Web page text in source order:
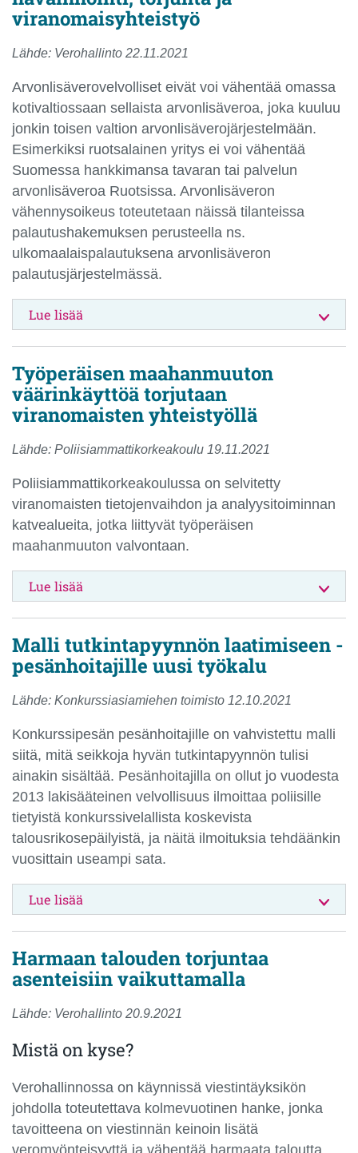
viranomaisyhteistyö
Lähde: Verohallinto 22.11.2021
Arvonlisäverovelvolliset eivät voi vähentää omassa
kotivaltiossaan sellaista arvonlisäveroa, joka kuuluu
jonkin toisen valtion arvonlisäverojärjestelmään.
Esimerkiksi ruotsalainen yritys ei voi vähentää
Suomessa hankkimansa tavaran tai palvelun
arvonlisäveroa Ruotsissa. Arvonlisäveron
vähennysoikeus toteutetaan näissä tilanteissa
palautushakemuksen perusteella ns.
ulkomaalaispalautuksena arvonlisäveron
palautusjärjestelmässä.
Lue lisää
Työperäisen maahanmuuton
väärinkäyttöä torjutaan
viranomaisten yhteistyöllä
Lähde: Poliisiammattikorkeakoulu 19.11.2021
Poliisiammattikorkeakoulussa on selvitetty
viranomaisten tietojenvaihdon ja analyysitoiminnan
katvealueita, jotka liittyvät työperäisen
maahanmuuton valvontaan.
Lue lisää
Malli tutkintapyynnön laatimiseen -
pesänhoitajille uusi työkalu
Lähde: Konkurssiasiamiehen toimisto 12.10.2021
Konkurssipesän pesänhoitajille on vahvistettu malli
siitä, mitä seikkoja hyvän tutkintapyynnön tulisi
ainakin sisältää. Pesänhoitajilla on ollut jo vuodesta
2013 lakisääteinen velvollisuus ilmoittaa poliisille
tietyistä konkurssivelallista koskevista
talousrikosepäilyistä, ja näitä ilmoituksia tehdäänkin
vuosittain useampi sata.
Lue lisää
Harmaan talouden torjuntaa
asenteisiin vaikuttamalla
Lähde: Verohallinto 20.9.2021
Mistä on kyse?
Verohallinnossa on käynnissä viestintäyksikön
johdolla toteutettava kolmevuotinen hanke, jonka
tavoitteena on viestinnän keinoin lisätä
veromyönteisyyttä ja vähentää harmaata taloutta.